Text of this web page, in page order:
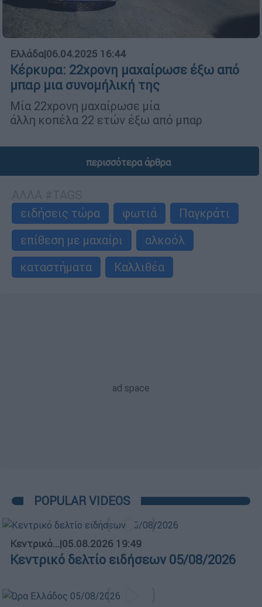
Ελλάδα|06.04.2025 16:44
Κέρκυρα: 22χρονη μαχαίρωσε έξω από
μπαρ μια συνομήλική της
Μία 22χρονη μαχαίρωσε μία
άλλη κοπέλα 22 ετών έξω από μπαρ
περισσότερα άρθρα
ειδήσεις τώρα
φωτιά
Παγκράτι
επίθεση με μαχαίρι
αλκοόλ
καταστήματα
Καλλιθέα
POPULAR VIDEOS
Κεντρικό...|05.08.2026 19:49
Κεντρικό δελτίο ειδήσεων 05/08/2026